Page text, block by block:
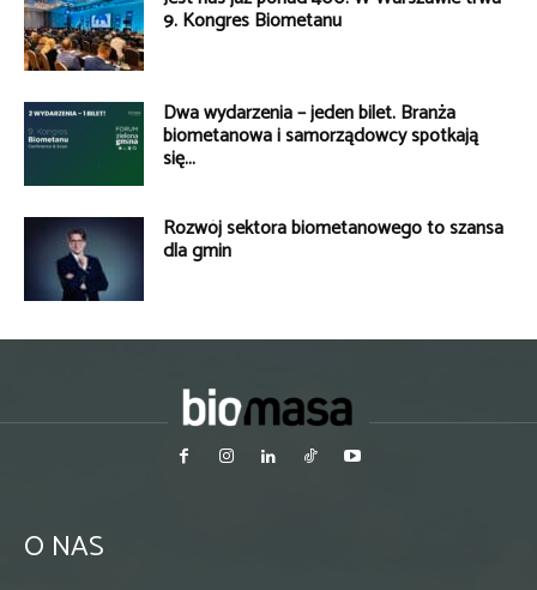
9. Kongres Biometanu
Dwa wydarzenia – jeden bilet. Branża
biometanowa i samorządowcy spotkają
się...
Rozwój sektora biometanowego to szansa
dla gmin
O NAS